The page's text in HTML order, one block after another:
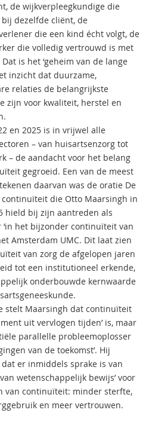
de wijkverpleegkundige die
dezelfde cliënt, de
die een kind écht volgt, de
die volledig vertrouwd is met
is het ‘geheim van de lange
inzicht dat duurzame,
relaties de belangrijkste
zijn voor kwaliteit, herstel en
en 2025 is in vrijwel alle
– van huisartsenzorg tot
– de aandacht voor het belang
gegroeid. Een van de meest
daarvan was de oratie De
continuïteit die Otto Maarsingh in
hield bij zijn aantreden als
‘in het bijzonder continuïteit van
Amsterdam UMC. Dit laat zien
van zorg de afgelopen jaren
tot een institutioneel erkende,
onderbouwde kernwaarde
stelt Maarsingh dat continuïteit
uit vervlogen tijden’ is, maar
parallelle probleemoplosser
van de toekomst’. Hij
er inmiddels sprake is van
wetenschappelijk bewijs’ voor
van continuïteit: minder sterfte,
en meer vertrouwen.